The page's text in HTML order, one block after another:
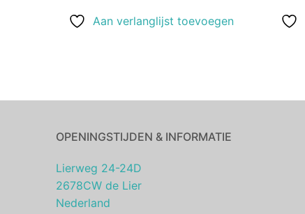
Aan verlanglijst toevoegen
OPENINGSTIJDEN & INFORMATIE
Lierweg 24-24D
2678CW de Lier
Nederland